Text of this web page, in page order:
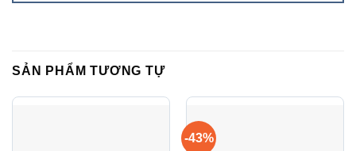
SẢN PHẨM TƯƠNG TỰ
-43%